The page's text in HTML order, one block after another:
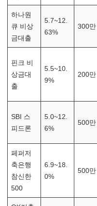
하나원
큐 비상
금대출
5.7~12.
63%
300만
핀크 비
상금대
출
5.5~10.
9%
200만
SBI 스
피드론
5.0~12.
6%
500만
페퍼저
축은행
참신한
500
6.9~18.
0%
500만